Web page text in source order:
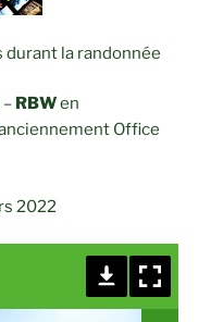
la randonnée
RBWen
Office
2022